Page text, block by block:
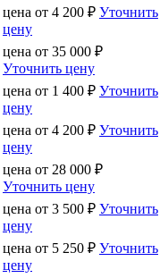
цена от 4 200 ₽ Уточнить
цену
цена от 35 000 ₽
Уточнить цену
цена от 1 400 ₽ Уточнить
цену
цена от 4 200 ₽ Уточнить
цену
цена от 28 000 ₽
Уточнить цену
цена от 3 500 ₽ Уточнить
цену
цена от 5 250 ₽ Уточнить
цену